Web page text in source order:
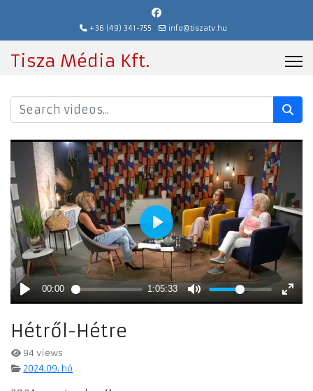
+36 (49) 341-755 info@tiszatv.hu
Tisza Média Kft.
Hétről-Hétre
94 views
2024.09. hó